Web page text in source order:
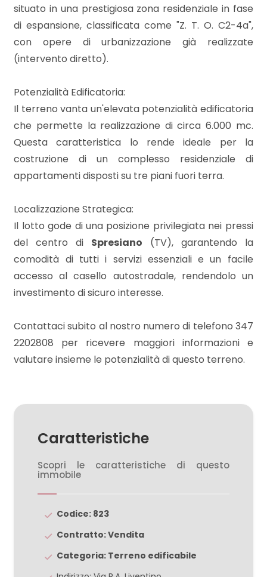
situato in una prestigiosa zona residenziale in fase
di espansione, classificata come "Z. T. O. C2-4a",
con opere di urbanizzazione già realizzate
(intervento diretto).
Potenzialità Edificatoria:
Il terreno vanta un'elevata potenzialità edificatoria
che permette la realizzazione di circa 6.000 mc.
Questa caratteristica lo rende ideale per la
costruzione di un complesso residenziale di
appartamenti disposti su tre piani fuori terra.
Localizzazione Strategica:
Il lotto gode di una posizione privilegiata nei pressi
del centro di Spresiano (TV), garantendo la
comodità di tutti i servizi essenziali e un facile
accesso al casello autostradale, rendendolo un
investimento di sicuro interesse.
Contattaci subito al nostro numero di telefono 347
2202808 per ricevere maggiori informazioni e
valutare insieme le potenzialità di questo terreno.
Caratteristiche
Scopri le caratteristiche di questo
immobile
Codice: 823
Contratto: Vendita
Categoria: Terreno edificabile
Totale
mq
Locali
minimi
Qualsiasi
1
2
4
Bagni
minimi